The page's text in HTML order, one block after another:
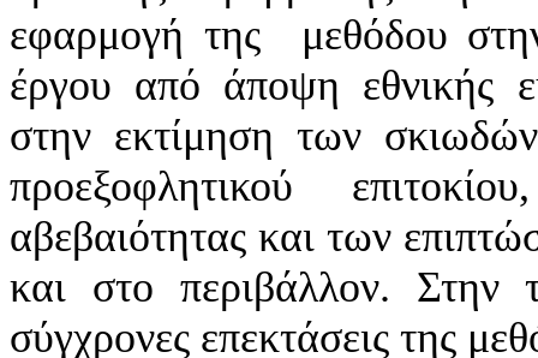
εφαρμογή της μεθόδου
έργου από άποψη εθνικής
στην εκτίμηση των
προεξοφλητικού
αβεβαιότητας και των
και στο περιβάλλον. Στην
σύγχρονες επεκτάσεις της